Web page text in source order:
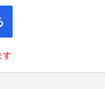
す